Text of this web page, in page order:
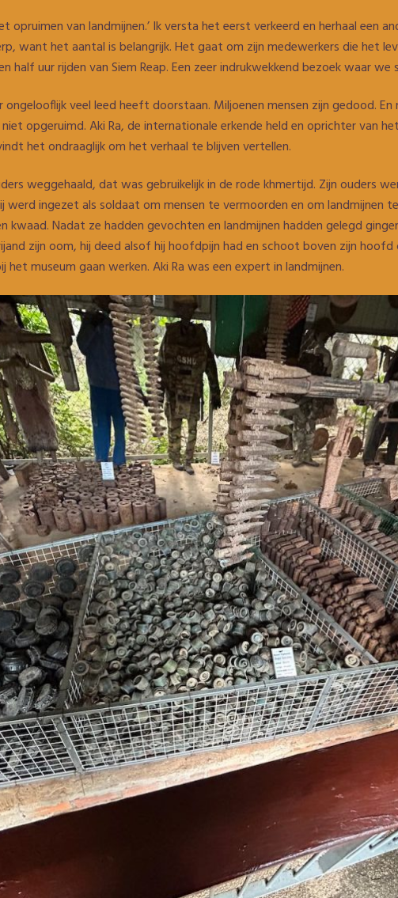
opruimen van landmijnen.’ Ik versta het eerst verkeerd en herhaal een
want het aantal is belangrijk. Het gaat om zijn medewerkers die het
half uur rijden van Siem Reap. Een zeer indrukwekkend bezoek waar we
veel leed heeft doorstaan. Miljoenen mensen zijn gedood.
opgeruimd. Aki Ra, de internationale erkende held en oprichter van
het ondraaglijk om het verhaal te blijven vertellen.
weggehaald, dat was gebruikelijk in de rode khmertijd. Zijn ouders
ingezet als soldaat om mensen te vermoorden en om landmijnen
Nadat ze hadden gevochten en landmijnen hadden gelegd
zijn oom, hij deed alsof hij hoofdpijn had en schoot boven zijn
museum gaan werken. Aki Ra was een expert in landmijnen.